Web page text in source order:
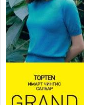
Шадар сайд Н.Номтойбаяр: Эрт
тогтолцоо, шинэ технологи
бууруулах гол хөшүүрэг
2026 оны 7 сар 29 / 14 цаг 25 минут
Монгол Улсын эрэн хайх, аврах
чадавхыг олон улсын түвшинд
2026 оны 7 сар 29 / 14 цаг 20 минут
УИХ-ын дарга С.Бямбацогт “Хар
асуудлыг цэгцлэх чиглэлээр